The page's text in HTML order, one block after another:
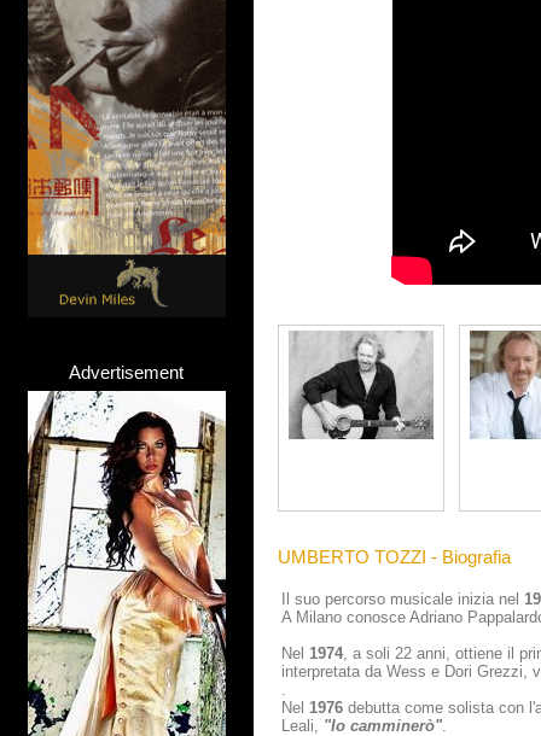
Advertisement
UMBERTO TOZZI - Biografia
Il suo percorso musicale inizia nel
A Milano conosce Adriano
Nel 1974, a soli 22 anni, ottiene il
interpretata da Wess e Dori Grezzi,
.
Nel 1976 debutta come solista con
Leali, "Io camminerò".